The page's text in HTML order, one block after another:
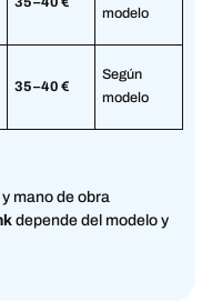
modelo
35–40 €
Según
modelo
mano de obra
depende del modelo y